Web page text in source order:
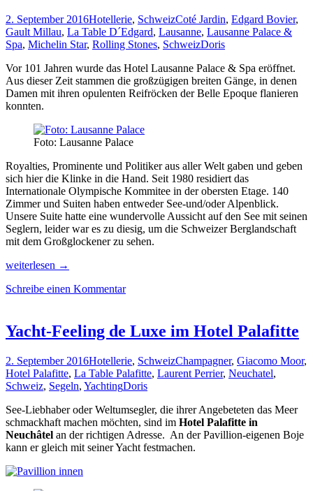
2. September 2016Hotellerie, SchweizCoté Jardin, Edgard Bovier,
Gault Millau, La Table D´Edgard, Lausanne, Lausanne Palace &
Spa, Michelin Star, Rolling Stones, SchweizDoris
Vor 101 Jahren wurde das Hotel Lausanne Palace & Spa eröffnet.
Aus dieser Zeit stammen die großzügigen breiten Gänge, in denen
Damen mit ihren opulenten Reifröcken der Belle Epoque flanieren
konnten.
Foto: Lausanne Palace
Royalties, Prominente und Politiker aus aller Welt gaben und geben
sich hier die Klinke in die Hand. Seit 1980 residiert das
Internationale Olympische Kommitee in der obersten Etage. 140
Zimmer und Suiten haben entweder See-und/oder Alpenblick.
Unsere Suite hatte eine wundervolle Aussicht auf den See mit seinen
Seglern, leider war es zu diesig, um die Schweizer Berglandschaft
mit dem Großglockener zu sehen.
Edgard
Paradies
Palace
weiterlesen →
Schreibe einen Kommentar
Yacht-Feeling de Luxe im Hotel Palafitte
2. September 2016Hotellerie, SchweizChampagner, Giacomo Moor,
Hotel Palafitte, La Table Palafitte, Laurent Perrier, Neuchatel,
Schweiz, Segeln, YachtingDoris
See-Liebhaber oder Weltumsegler, die ihrer Angebeteten das Meer
schmackhaft machen möchten, sind im Hotel Palafitte in
Neuchâtel an der richtigen Adresse. An der Pavillion-eigenen Boje
kann er gleich mit seiner Yacht festmachen.